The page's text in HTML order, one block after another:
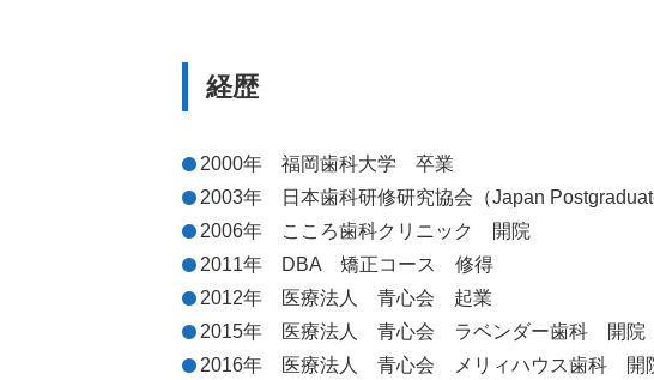
経歴
2000年 福岡歯科大学 卒業
2003年 日本歯科研修研究協会（Japan
2006年 こころ歯科クリニック 開院
2011年 DBA 矯正コース 修得
2012年 医療法人 青心会 起業
2015年 医療法人 青心会 ラベンダー歯科 開院
2016年 医療法人 青心会 メリィハウス歯科 開